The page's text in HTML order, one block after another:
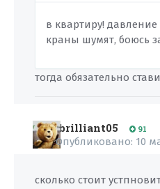
в квартиру!
краны шумят, боюсь
тогда обязательно
brilliant05 91
Опубликовано: 10
сколько стоит